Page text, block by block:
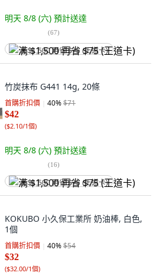
明天 8/8 (六) 預計送達
(67)
满 $1,500 再省 $75 (王道卡)
竹炭抹布 G441 14g, 20條
首購折扣價 40%$71
$42
($2.10/1個)
明天 8/8 (六) 預計送達
(16)
满 $1,500 再省 $75 (王道卡)
KOKUBO 小久保工業所 奶油棒, 白色,
1個
首購折扣價 40%$54
$32
($32.00/1個)